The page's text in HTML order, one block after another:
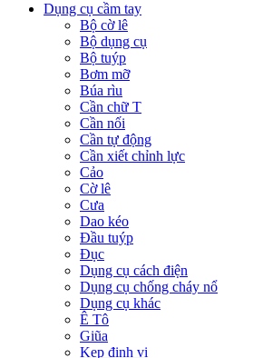
Dụng cụ cầm tay
Bộ cờ lê
Bộ dụng cụ
Bộ tuýp
Bơm mỡ
Búa rìu
Cần chữ T
Cần nối
Cần tự động
Cần xiết chỉnh lực
Cảo
Cờ lê
Cưa
Dao kéo
Đầu tuýp
Đục
Dụng cụ cách điện
Dụng cụ chống cháy nổ
Dụng cụ khác
Ê Tô
Giũa
Kẹp định vị